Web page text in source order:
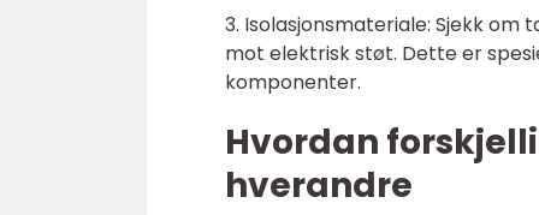
3. Isolasjonsmateriale: Sjekk
mot elektrisk støt. Dette er
komponenter.
Hvordan
hverandre